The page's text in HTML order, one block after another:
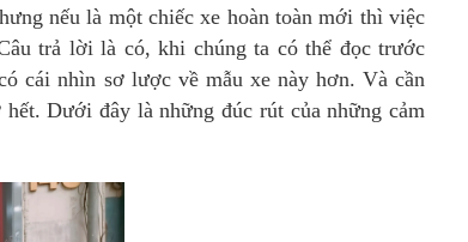
nếu là một chiếc xe hoàn toàn mới thì việc
trả lời là có, khi chúng ta có thể đọc trước
cái nhìn sơ lược về mẫu xe này hơn. Và cần
Dưới đây là những đúc rút của những cảm